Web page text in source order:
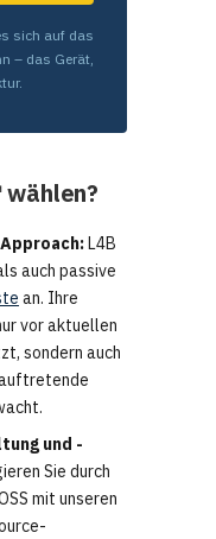
sich auf das
– das Gerät,
wählen?
L4B
auch passive
an. Ihre
vor aktuellen
sondern auch
und -
Sie durch
mit unseren